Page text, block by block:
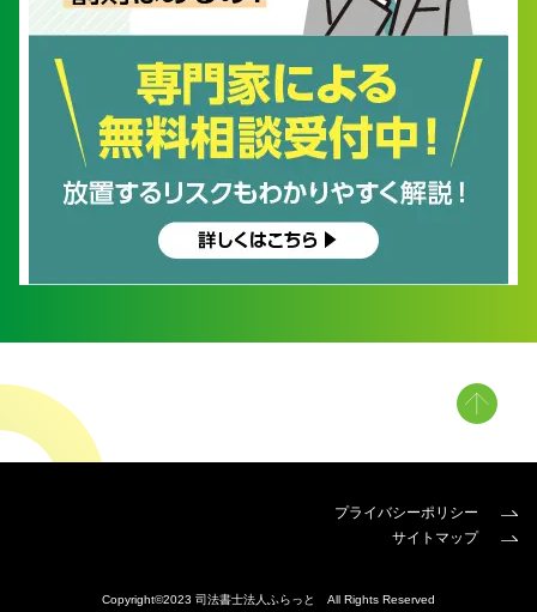
プライバシーポリシー
サイトマップ
Copyright©2023 司法書士法人ふらっと All Rights Reserved